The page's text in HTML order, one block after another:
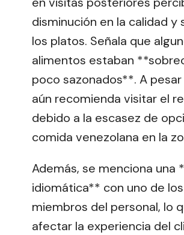
disminución en la calidad y
los platos. Señala que
alimentos estaban
poco sazonados**. A
aún recomienda visitar el
debido a la escasez de
comida venezolana en la
Además, se menciona una
idiomática** con uno de los
miembros del personal, lo
afectar la experiencia del